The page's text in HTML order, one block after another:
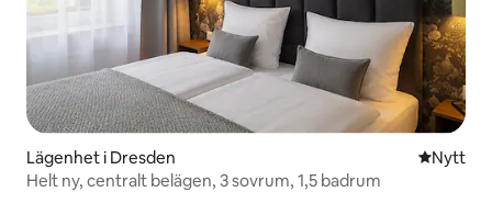
Lägenhet i Dresden NyttNytt
Helt ny, centralt belägen, 3 sovrum, 1,5 badrum